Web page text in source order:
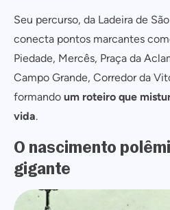
Seu percurso, da Ladeira de
conecta pontos marcantes
Piedade, Mercês, Praça da
Campo Grande, Corredor da
formando um roteiro que
vida.
O nascimento
gigante